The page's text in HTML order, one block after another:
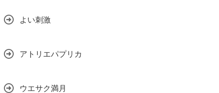
よい刺激
アトリエパプリカ
ウエサク満月